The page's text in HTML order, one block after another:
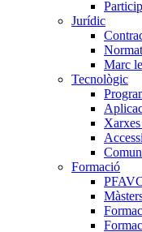
Jurídic
Marc
Tecnològic
Formació